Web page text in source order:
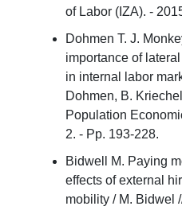
of Labor (IZA). -
Dohmen T. J.
importance of
in internal labor
Dohmen, B.
Population
2. - Pp. 193-228.
Bidwell M. Paying
effects of external
mobility / M. Bidwel